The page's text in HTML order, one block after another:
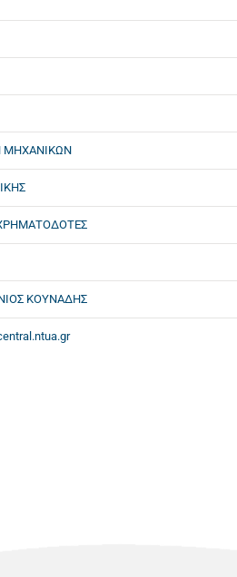
ΜΗΧΑΝΙΚΩΝ
ΚΟΥΝΑΔΗΣ